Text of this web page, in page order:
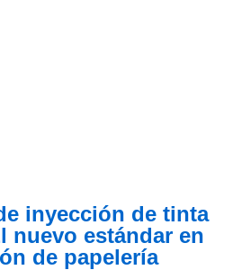
inyección de tinta
nuevo estándar en
de papelería